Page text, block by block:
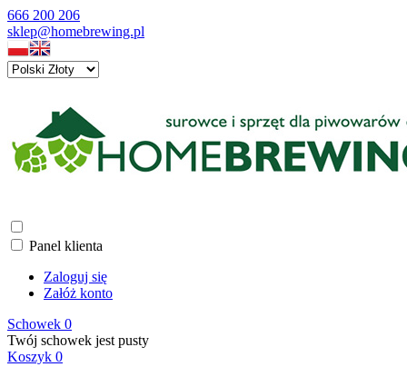
666 200 206
sklep@homebrewing.pl
Panel klienta
Zaloguj się
Załóż konto
Schowek 0
Twój schowek jest pusty
Koszyk 0